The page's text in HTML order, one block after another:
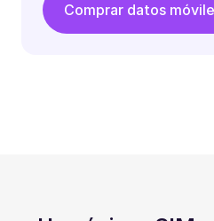
Comprar datos